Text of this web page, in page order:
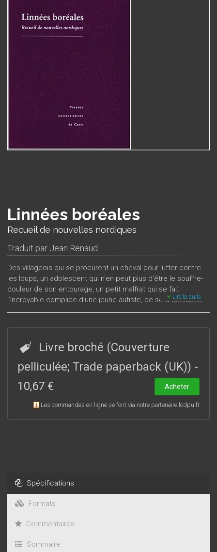
Linnées boréales
Recueil de nouvelles nordiques
Traduit par Jean Renaud
Des villageois qui se procurent un cheval pour lutter contre
les loups, un adolescent qui n'en peut plus d’être le souffre-
douleur de son entourage, un petit malfrat qui se fait
l’incroyable complice d’une jeune autiste, ce sont quelques-
unes des situations étonnantes et des rencontres insolites
nouvelles trouve une de ses plus belles expressions dans la
dernière d’entre elles, où fleurit le symbole de la Linnée
boréale.
Lire la suite
Livre broché (Couverture
pelliculée; Trade paperback (UK)) -
10,67 €
Acheter
Les commandes en ligne se font via notre partenaire lcdpu.fr
Spécifications
Formats
Commentaires
Sommaire